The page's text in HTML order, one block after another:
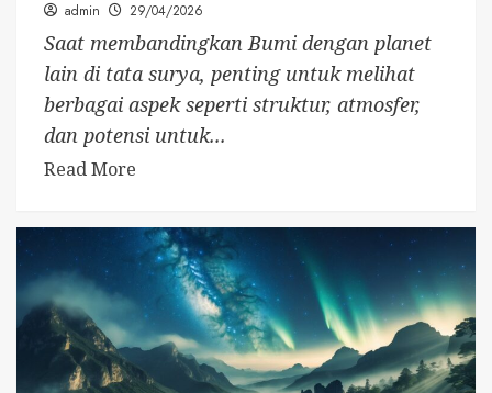
admin 29/04/2026
Saat membandingkan Bumi dengan planet
lain di tata surya, penting untuk melihat
berbagai aspek seperti struktur, atmosfer,
dan potensi untuk...
Read More